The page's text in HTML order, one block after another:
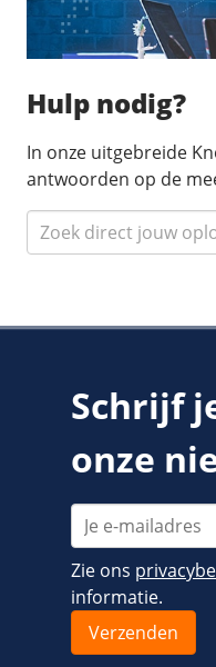
Hulp nodig?
In onze uitgebreide
antwoorden op de
Schrijf
onze
Zie ons
informatie.